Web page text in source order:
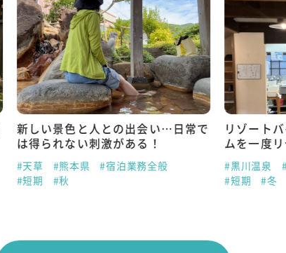
新しい景色と人との出会い…日常で
は得られない刺激がある！
#天草 #熊本県
#宿泊業務全般
#短期
#秋
リゾート
ムを一度
#黒川温泉
#短期
#冬